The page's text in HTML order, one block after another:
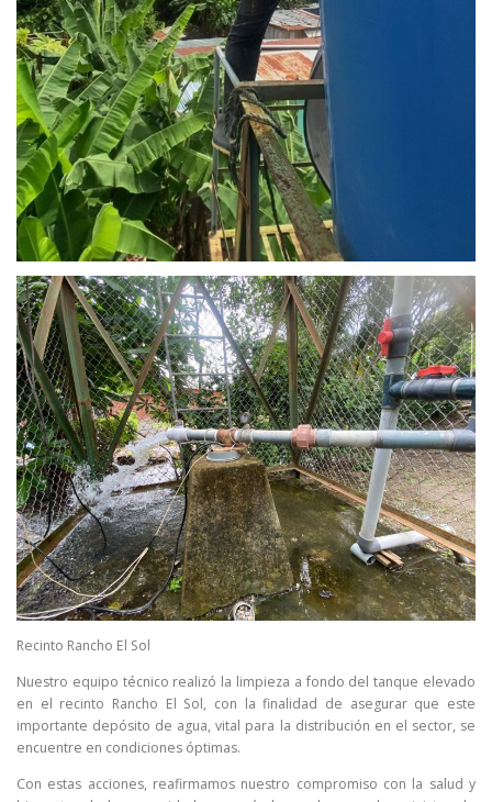
Recinto Rancho El Sol
Nuestro equipo técnico realizó la limpieza a fondo del tanque elevado
en el recinto Rancho El Sol, con la finalidad de asegurar que este
importante depósito de agua, vital para la distribución en el sector, se
encuentre en condiciones óptimas.
Con estas acciones, reafirmamos nuestro compromiso con la salud y